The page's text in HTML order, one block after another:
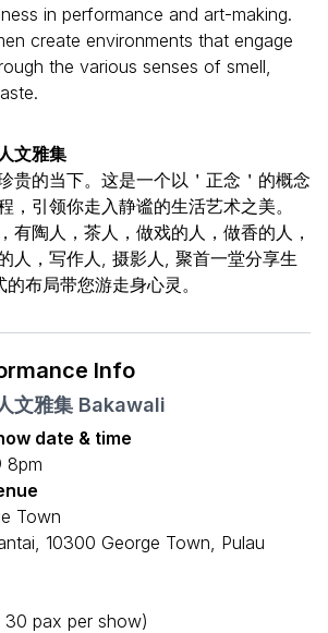
in performance and art-making.
create environments that engage
the various senses of smell,
文雅集
贵的当下。这是一个以＇正念＇的概念
，引领你走入静谧的生活艺术之美。
有陶人，茶人，做戏的人，做香的人，
人，写作人, 摄影人, 聚首一堂分享生
布局带您游走身心灵。
Info
文雅集 Bakawali
date & time
8pm
Town
10300 George Town, Pulau
30 pax per show)